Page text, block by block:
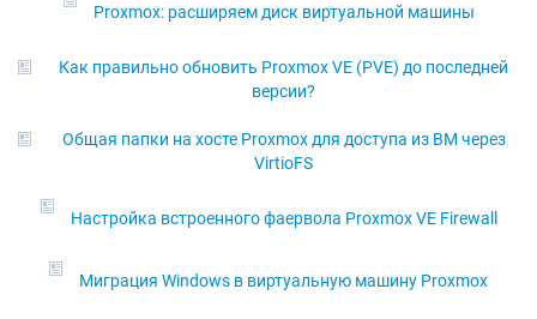
Proxmox: расширяем диск виртуальной машины
Как правильно обновить Proxmox VE (PVE) до последней
версии?
Общая папки на хосте Proxmox для доступа из ВМ через
VirtioFS
Настройка встроенного фаервола Proxmox VE Firewall
Миграция Windows в виртуальную машину Proxmox